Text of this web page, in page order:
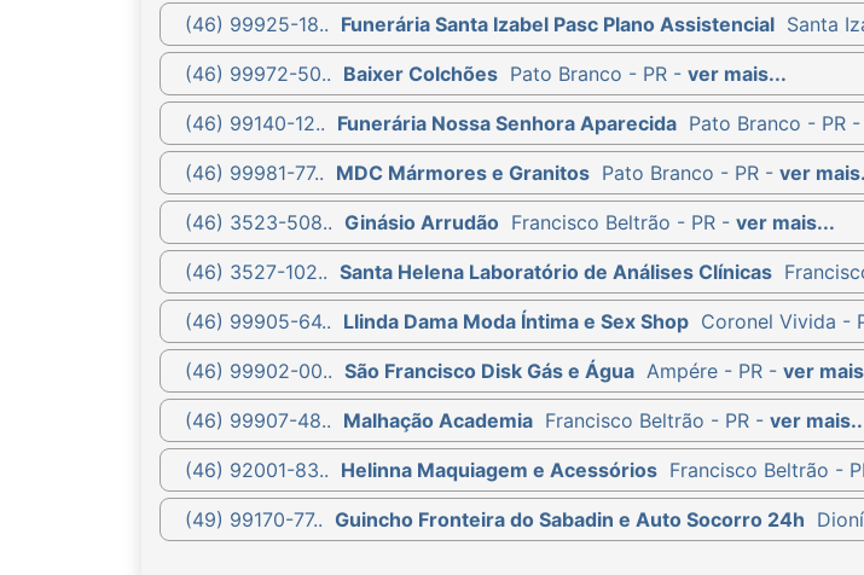
(46) 99925-18.. Funerária Santa Izabel Pasc Plano Assistencial Santa
(46) 99972-50.. Baixer Colchões Pato Branco - PR - ver mais...
(46) 99140-12.. Funerária Nossa Senhora Aparecida Pato Branco - PR -
(46) 99981-77.. MDC Mármores e Granitos Pato Branco - PR - ver
(46) 3523-508.. Ginásio Arrudão Francisco Beltrão - PR - ver mais...
(46) 3527-102.. Santa Helena Laboratório de Análises Clínicas
(46) 99905-64.. Llinda Dama Moda Íntima e Sex Shop Coronel Vivida -
(46) 99902-00.. São Francisco Disk Gás e Água Ampére - PR - ver
(46) 99907-48.. Malhação Academia Francisco Beltrão - PR - ver
(46) 92001-83.. Helinna Maquiagem e Acessórios Francisco Beltrão -
(49) 99170-77.. Guincho Fronteira do Sabadin e Auto Socorro 24h